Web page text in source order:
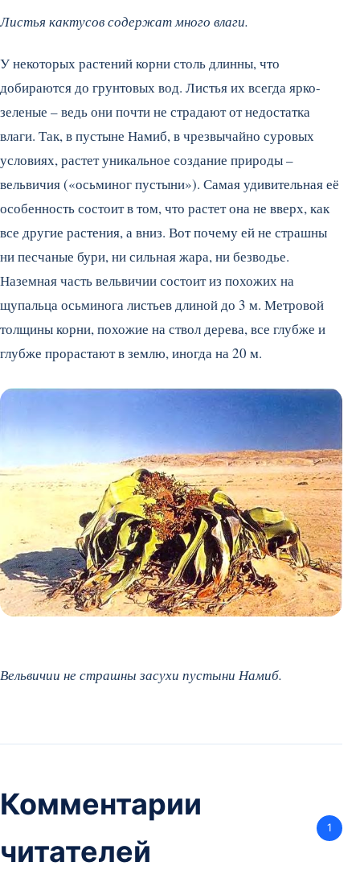
Листья кактусов содержат много влаги.
У некоторых растений корни столь длинны, что
добираются до грунтовых вод. Листья их всегда ярко-
зеленые – ведь они почти не страдают от недостатка
влаги. Так, в пустыне Намиб, в чрезвычайно суровых
условиях, растет уникальное создание природы –
вельвичия («осьминог пустыни»). Самая удивительная её
особенность состоит в том, что растет она не вверх, как
все другие растения, а вниз. Вот почему ей не страшны
ни песчаные бури, ни сильная жара, ни безводье.
Наземная часть вельвичии состоит из похожих на
щупальца осьминога листьев длиной до 3 м. Метровой
толщины корни, похожие на ствол дерева, все глубже и
глубже прорастают в землю, иногда на 20 м.
Вельвичии не страшны засухи пустыни Намиб.
Комментарии
читателей
1